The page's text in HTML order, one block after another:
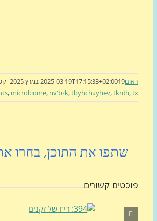
ראובן 2025-03-19T17:15:33+02:0019 במרץ 2025 |
, microbiome, nv'bzk,tbyhchuyhev,tkrdh,tx
שתפו את התוכן, בחרו
פוסטים קשורים